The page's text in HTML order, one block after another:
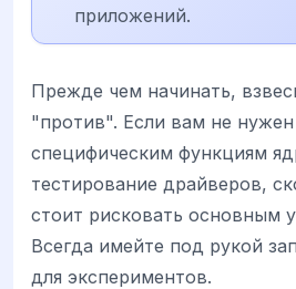
приложений.
Прежде чем начинать,
"против". Если вам не
специфическим функциям
тестирование драйверов,
стоит рисковать основным
Всегда имейте под рукой
для экспериментов.